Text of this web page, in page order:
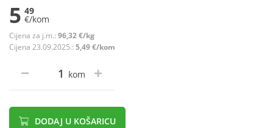
5 49
€/kom
Cijena za j.m.: 96,32 €/kg
Cijena 23.09.2025.: 5,49 €/kom
kom
DODAJ U KOŠARICU